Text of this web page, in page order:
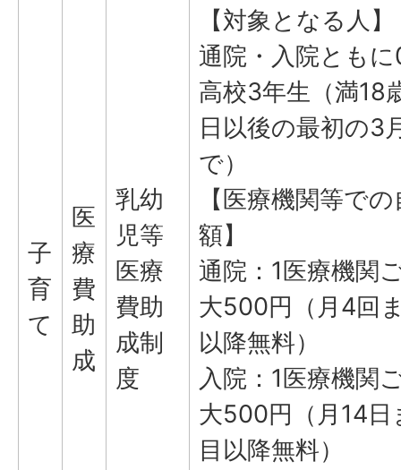
子
育
て
医
療
費
助
成
乳幼
児等
医療
費助
成制
度
【対象となる人】
通院・入院とも
高校3年生（満18
日以後の最初の3
で）
【医療機関等で
額】
通院：1医療機関
大500円（月4回
以降無料）
入院：1医療機関
大500円（月14日
目以降無料）